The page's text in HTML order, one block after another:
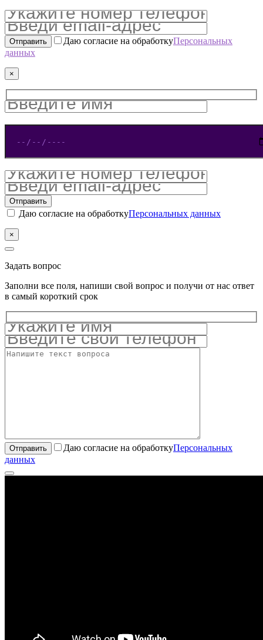
Даю согласие на обработкуПерсональных
данных
×
Даю согласие на обработкуПерсональных данных
×
Задать вопрос
Заполни все поля, напиши свой вопрос и получи от нас ответ
в самый короткий срок
Даю согласие на обработкуПерсональных
данных